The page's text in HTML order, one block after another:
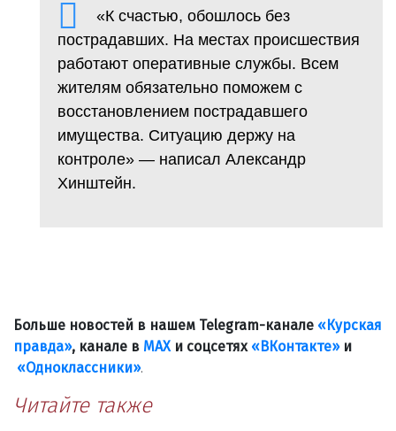
«К счастью, обошлось без
пострадавших. На местах происшествия
работают оперативные службы. Всем
жителям обязательно поможем с
восстановлением пострадавшего
имущества. Ситуацию держу на
контроле» — написал Александр
Хинштейн.
Больше новостей в нашем Telegram-канале «Курская
правда», канале в МАХ и соцсетях «ВКонтакте»и
«Одноклассники».
Читайте также